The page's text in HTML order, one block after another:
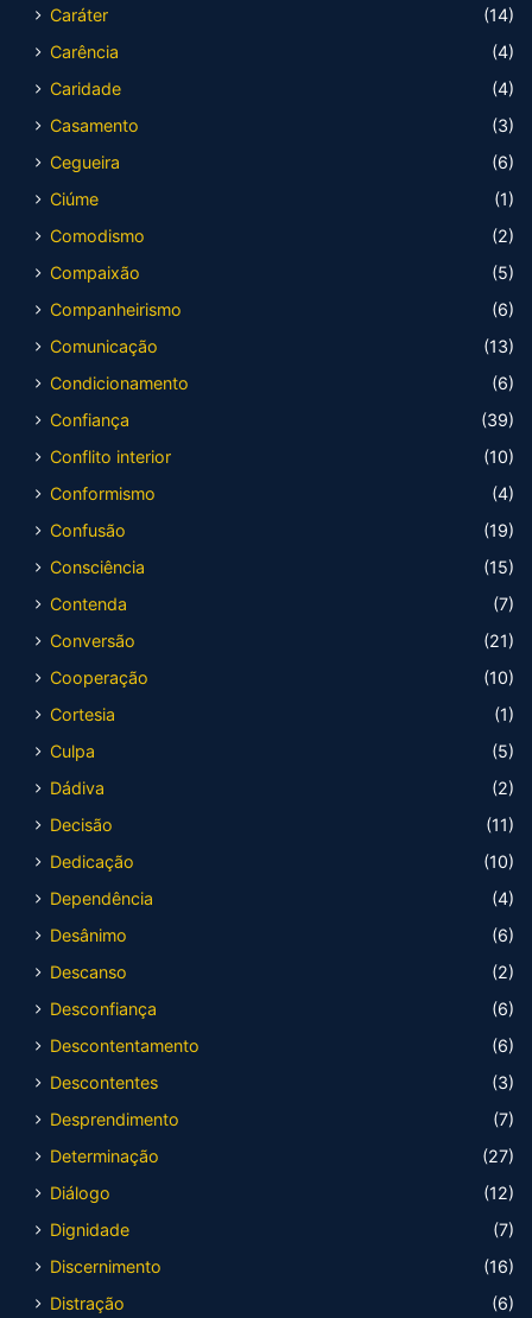
Caráter
(14)
Carência
(4)
Caridade
(4)
Casamento
(3)
Cegueira
(6)
Ciúme
(1)
Comodismo
(2)
Compaixão
(5)
Companheirismo
(6)
Comunicação
(13)
Condicionamento
(6)
Confiança
(39)
Conflito interior
(10)
Conformismo
(4)
Confusão
(19)
Consciência
(15)
Contenda
(7)
Conversão
(21)
Cooperação
(10)
Cortesia
(1)
Culpa
(5)
Dádiva
(2)
Decisão
(11)
Dedicação
(10)
Dependência
(4)
Desânimo
(6)
Descanso
(2)
Desconfiança
(6)
Descontentamento
(6)
Descontentes
(3)
Desprendimento
(7)
Determinação
(27)
Diálogo
(12)
Dignidade
(7)
Discernimento
(16)
Distração
(6)